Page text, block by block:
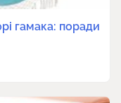
гамака: поради